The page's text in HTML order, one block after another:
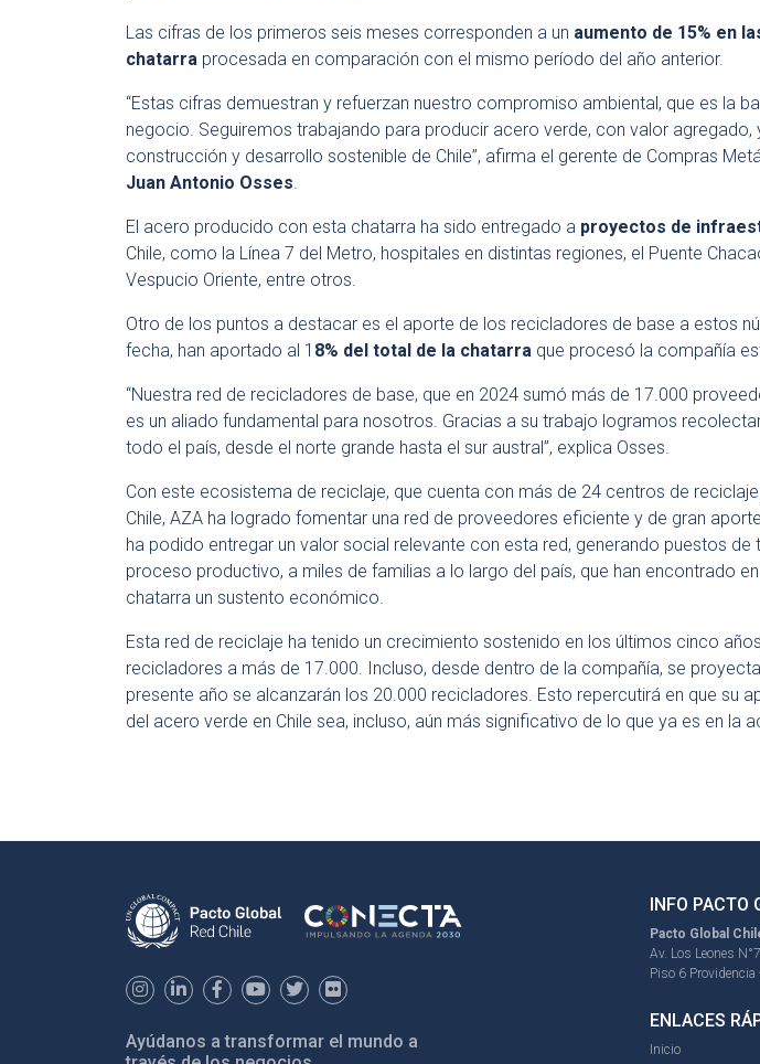
Las cifras de los primeros seis meses corresponden a un aumento de 15% en
chatarra procesada en comparación con el mismo período del año anterior.
“Estas cifras demuestran y refuerzan nuestro compromiso ambiental, que es la
negocio. Seguiremos trabajando para producir acero verde, con valor agregado,
construcción y desarrollo sostenible de Chile”, afirma el gerente de Compras
Juan Antonio Osses.
El acero producido con esta chatarra ha sido entregado a proyectos de
Chile, como la Línea 7 del Metro, hospitales en distintas regiones, el Puente
Vespucio Oriente, entre otros.
Otro de los puntos a destacar es el aporte de los recicladores de base a estos
fecha, han aportado al 1 8% del total de la chatarra que procesó la compañía
“Nuestra red de recicladores de base, que en 2024 sumó más de 17.000
es un aliado fundamental para nosotros. Gracias a su trabajo logramos
todo el país, desde el norte grande hasta el sur austral”, explica Osses.
Con este ecosistema de reciclaje, que cuenta con más de 24 centros de
Chile, AZA ha logrado fomentar una red de proveedores eficiente y de gran
ha podido entregar un valor social relevante con esta red, generando puestos de
proceso productivo, a miles de familias a lo largo del país, que han encontrado
chatarra un sustento económico.
Esta red de reciclaje ha tenido un crecimiento sostenido en los últimos cinco
recicladores a más de 17.000. Incluso, desde dentro de la compañía, se
presente año se alcanzarán los 20.000 recicladores. Esto repercutirá en que su
del acero verde en Chile sea, incluso, aún más significativo de lo que ya es en la
Ayúdanos a transformar el mundo a
INFO PACTO
Pacto Global
Av. Los Leones
Piso 6 Providencia
ENLACES
Inicio